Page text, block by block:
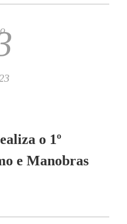
o 1º
e Manobras